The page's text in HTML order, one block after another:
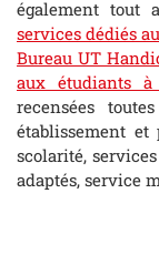
également
services dédiés
Bureau UT
aux étudiants à
recensées
établissement et
scolarité,
adaptés, service